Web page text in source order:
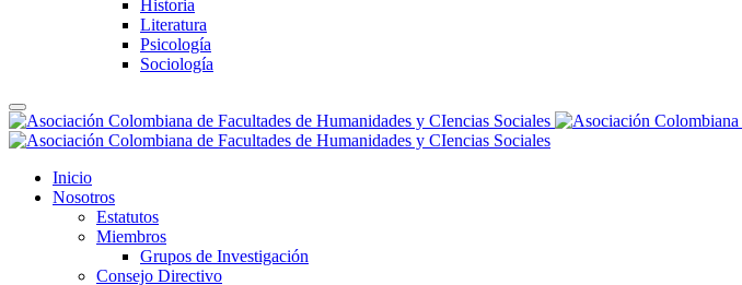
Historia
Literatura
Psicología
Sociología
Inicio
Nosotros
Estatutos
Miembros
Grupos de Investigación
Consejo Directivo